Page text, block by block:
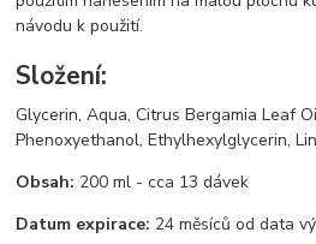
návodu k použití.
Složení:
Glycerin, Aqua, Citrus Bergamia Leaf
Phenoxyethanol, Ethylhexylglycerin,
Obsah: 200 ml - cca 13 dávek
Datum expirace: 24 měsíců od data